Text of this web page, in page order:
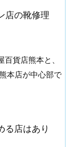
店の靴修理
貨店熊本と、
本店が中心部で
る店はあり